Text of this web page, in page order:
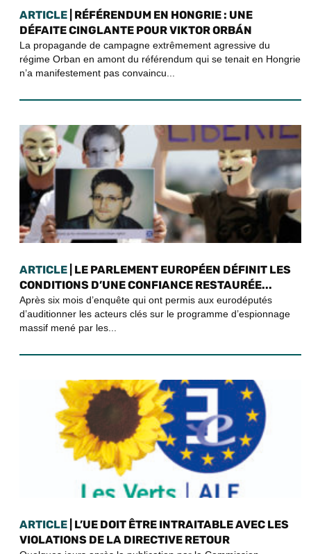
ARTICLE | RÉFÉRENDUM EN HONGRIE : UNE
DÉFAITE CINGLANTE POUR VIKTOR ORBÁN
La propagande de campagne extrêmement agressive du
régime Orban en amont du référendum qui se tenait en Hongrie
n’a manifestement pas convaincu...
ARTICLE | LE PARLEMENT EUROPÉEN DÉFINIT LES
CONDITIONS D’UNE CONFIANCE RESTAURÉE...
Après six mois d’enquête qui ont permis aux eurodéputés
d’auditionner les acteurs clés sur le programme d’espionnage
massif mené par les...
ARTICLE | L’UE DOIT ÊTRE INTRAITABLE AVEC LES
VIOLATIONS DE LA DIRECTIVE RETOUR